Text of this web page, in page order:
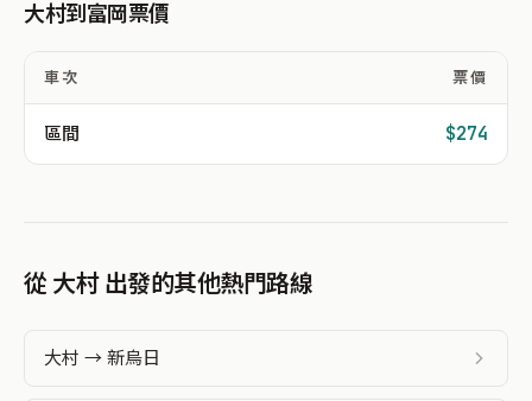
大村到富岡票價
車次 票價
區間 $274
從 大村 出發的其他熱門路線
大村 → 新烏日